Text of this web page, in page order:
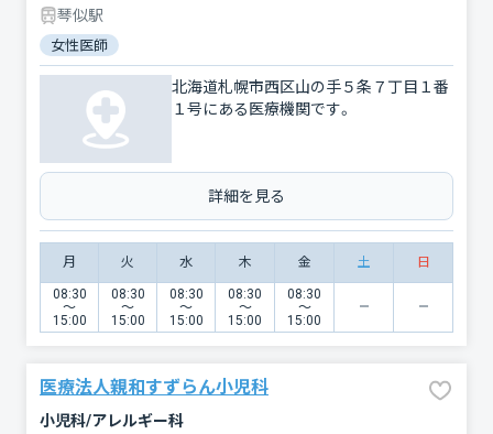
琴似駅
女性医師
北海道札幌市西区山の手５条７丁目１番
１号にある医療機関です。
詳細を見る
月 火 水 木 金 土 日
08:30
〜
15:00
08:30
〜
15:00
08:30
〜
15:00
08:30
〜
15:00
08:30
〜
15:00
医療法人親和すずらん小児科
小児科/アレルギー科